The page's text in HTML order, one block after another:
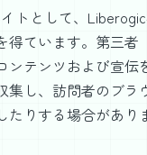
トとして、
得ています。第三者
ンテンツおよび宣伝
集し、訪問者のブラ
りする場合があり